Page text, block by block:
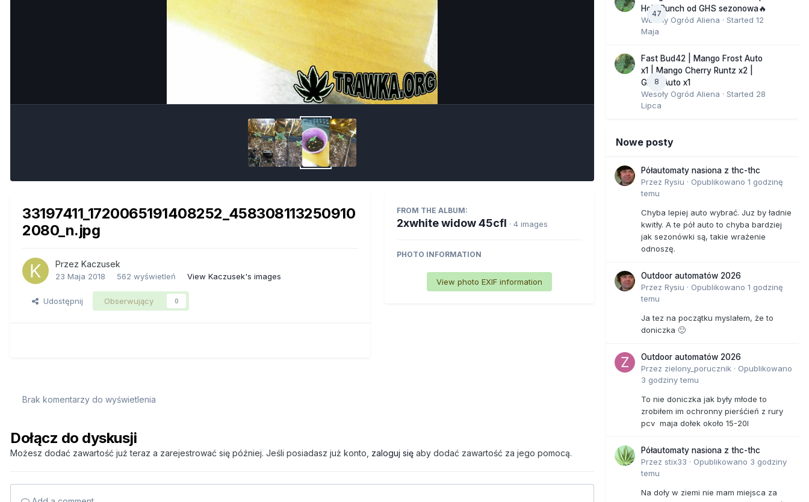
33197411_1720065191408252_458308113250910
2080_n.jpg
Przez Kaczusek
23 Maja 2018 562 wyświetleń View Kaczusek's images
Udostępnij Obserwujący 0
FROM THE ALBUM:
2xwhite widow 45cfl · 4 images
PHOTO INFORMATION
View photo EXIF information
Brak komentarzy do wyświetlenia
Dołącz do dyskusji
Możesz dodać zawartość już teraz a zarejestrować się później. Jeśli posiadasz już konto, zaloguj się aby dodać zawartość za jego pomocą.
47
Holy Punch od GHS sezonowa🔥
Wesoły Ogród Aliena · Started 12
Maja
8
Fast Bud42 | Mango Frost Auto
x1 | Mango Cherry Runtz x2 |
GMO Auto x1
Wesoły Ogród Aliena · Started 28
Lipca
Nowe posty
Półautomaty nasiona z thc-thc
Przez Rysiu · Opublikowano 1 godzinę
temu
Chyba lepiej auto wybrać. Juz by ładnie
kwitły. A te pół auto to chyba bardziej
jak sezonówki są, takie wrażenie
odnoszę.
Outdoor automatów 2026
Przez Rysiu · Opublikowano 1 godzinę
temu
Ja tez na początku myslałem, że to
doniczka 🙂
Outdoor automatów 2026
Przez zielony_porucznik · Opublikowano
3 godziny temu
To nie doniczka jak były młode to
zrobiłem im ochronny pierśćień z rury
pcv maja dołek około 15-20l
Półautomaty nasiona z thc-thc
Przez stix33 · Opublikowano 3 godziny
temu
Na doły w ziemi nie mam miejsca za